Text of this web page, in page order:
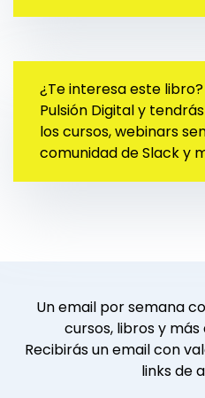
¿Te interesa este libro?
Pulsión Digital y
los cursos, webinars
comunidad de Slack y
Un email por semana
cursos, libros y más
Recibirás un email con
links de